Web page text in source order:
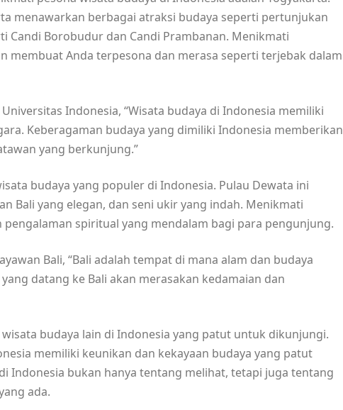
menawarkan berbagai atraksi budaya seperti pertunjukan
Candi Borobudur dan Candi Prambanan. Menikmati
membuat Anda terpesona dan merasa seperti terjebak dalam
Indonesia, “Wisata budaya di Indonesia memiliki
Keberagaman budaya yang dimiliki Indonesia memberikan
yang berkunjung.”
budaya yang populer di Indonesia. Pulau Dewata ini
Bali yang elegan, dan seni ukir yang indah. Menikmati
spiritual yang mendalam bagi para pengunjung.
Bali, “Bali adalah tempat di mana alam dan budaya
datang ke Bali akan merasakan kedamaian dan
budaya lain di Indonesia yang patut untuk dikunjungi.
memiliki keunikan dan kekayaan budaya yang patut
Indonesia bukan hanya tentang melihat, tetapi juga tentang
ada.